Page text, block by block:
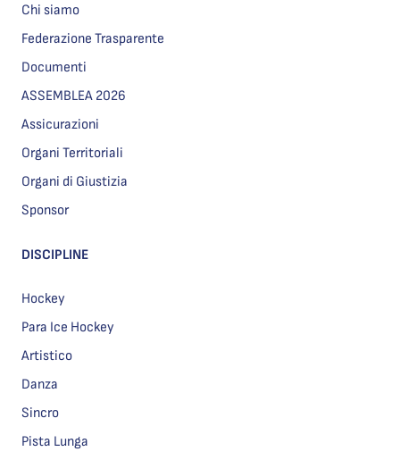
Chi siamo
Federazione Trasparente
Documenti
ASSEMBLEA 2026
Assicurazioni
Organi Territoriali
Organi di Giustizia
Sponsor
DISCIPLINE
Hockey
Para Ice Hockey
Artistico
Danza
Sincro
Pista Lunga